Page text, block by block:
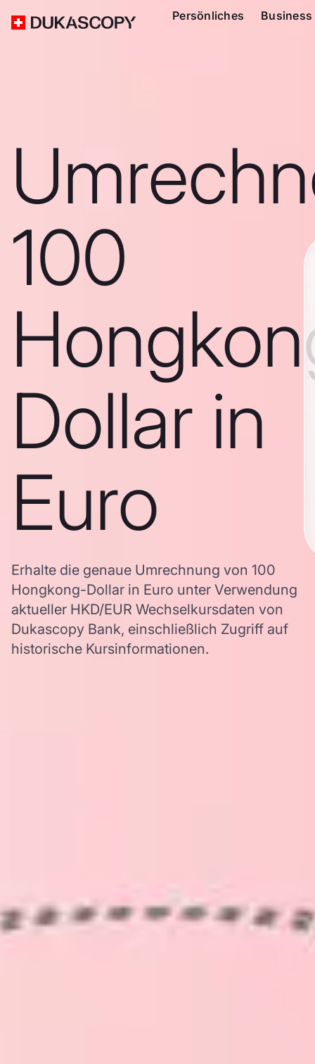
Persönliches Business
100
Dollar in
Euro
Erhalte die genaue Umrechnung von 100
Hongkong-Dollar in Euro unter Verwendung
aktueller HKD/EUR Wechselkursdaten von
Dukascopy Bank, einschließlich Zugriff auf
historische Kursinformationen.